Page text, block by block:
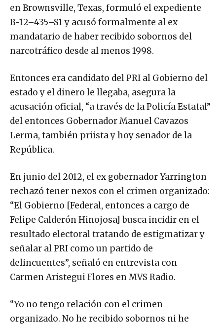
en Brownsville, Texas, formuló el expediente
B-12–435–S1 y acusó formalmente al ex
mandatario de haber recibido sobornos del
narcotráfico desde al menos 1998.
Entonces era candidato del PRI al Gobierno del
estado y el dinero le llegaba, asegura la
acusación oficial, “a través de la Policía Estatal”
del entonces Gobernador Manuel Cavazos
Lerma, también priista y hoy senador de la
República.
En junio del 2012, el ex gobernador Yarrington
rechazó tener nexos con el crimen organizado:
“El Gobierno [Federal, entonces a cargo de
Felipe Calderón Hinojosa] busca incidir en el
resultado electoral tratando de estigmatizar y
señalar al PRI como un partido de
delincuentes”, señaló en entrevista con
Carmen Aristegui Flores en MVS Radio.
“Yo no tengo relación con el crimen
organizado. No he recibido sobornos ni he